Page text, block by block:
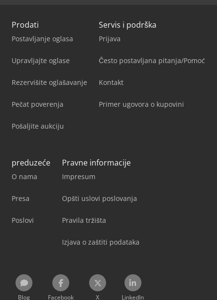
Prodati
Postavljanje oglasa
Upravljajte oglase
Rezervišite oglašavanje
Pečat poverenja
Pošaljite aukciju
Servis i podrška
Prijava
Često postavljana pitanja/Pomoć
Kontakt
Primer ugovora o kupovini
preduzeće
O nama
Presa
Poslovi
Pravne informacije
Impresum
Opšti uslovi poslovanja
Pravila tržišta
Izjava o zaštiti podataka
Blog Facebook X LinkedIn